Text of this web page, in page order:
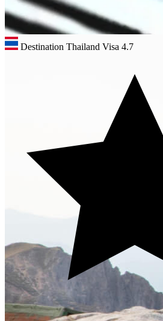
Destination Thailand Visa 4.7